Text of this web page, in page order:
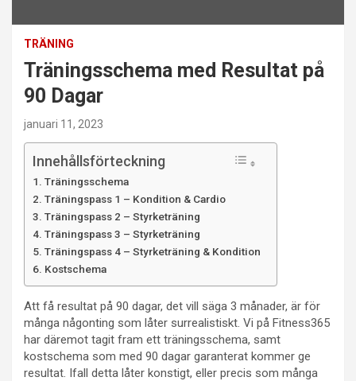
TRÄNING
Träningsschema med Resultat på
90 Dagar
januari 11, 2023
Innehållsförteckning
Träningsschema
Träningspass 1 – Kondition & Cardio
Träningspass 2 – Styrketräning
Träningspass 3 – Styrketräning
Träningspass 4 – Styrketräning & Kondition
Kostschema
Att få resultat på 90 dagar, det vill säga 3 månader, är för
många någonting som låter surrealistiskt. Vi på Fitness365
har däremot tagit fram ett träningsschema, samt
kostschema som med 90 dagar garanterat kommer ge
resultat. Ifall detta låter konstigt, eller precis som många